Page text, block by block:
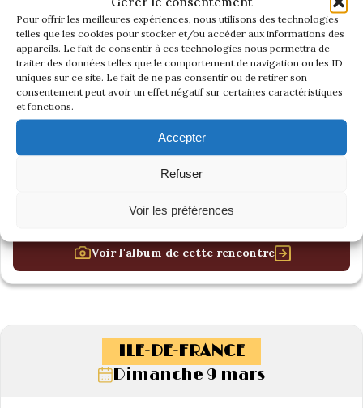
Pour offrir les meilleures expériences, nous utilisons des technologies
telles que les cookies pour stocker et/ou accéder aux informations des
appareils. Le fait de consentir à ces technologies nous permettra de
traiter des données telles que le comportement de navigation ou les ID
uniques sur ce site. Le fait de ne pas consentir ou de retirer son
consentement peut avoir un effet négatif sur certaines caractéristiques
et fonctions.
Accepter
Refuser
Voir les préférences
Voir l'album de cette rencontre
ILE-DE-FRANCE
Dimanche 9 mars